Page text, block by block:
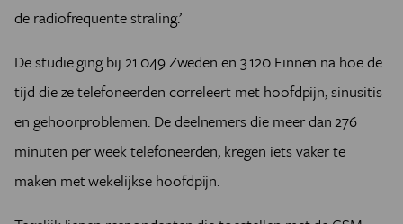
de radiofrequente straling.’
De studie ging bij 21.049 Zweden en 3.120 Finnen na hoe de
tijd die ze telefoneerden correleert met hoofdpijn, sinusitis
en gehoorproblemen. De deelnemers die meer dan 276
minuten per week telefoneerden, kregen iets vaker te
maken met wekelijkse hoofdpijn.